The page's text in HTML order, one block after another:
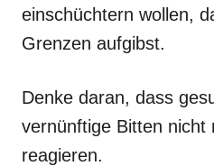
einschüchtern wollen,
Grenzen aufgibst.
Denke daran, dass
vernünftige Bitten nicht
reagieren.